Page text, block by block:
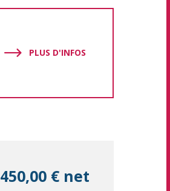
PLUS D'INFOS
450,00 € net